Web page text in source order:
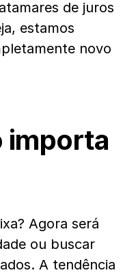
de juros
estamos
novo
importa
Agora será
ou buscar
A tendência